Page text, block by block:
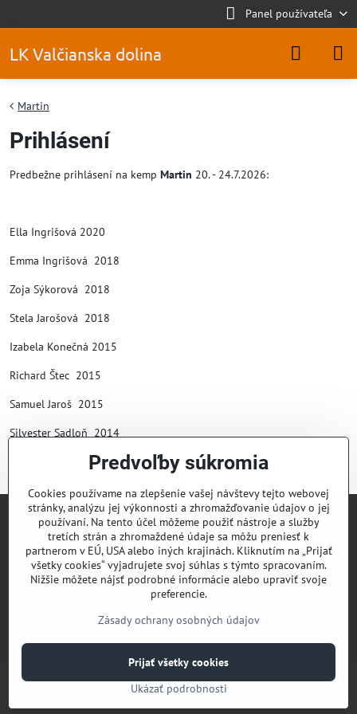
Panel používateľa
LK Valčianska dolina
Martin
Prihlásení
Predbežne prihlásení na kemp Martin 20. - 24.7.2026:
Ella Ingrišová 2020
Emma Ingrišová 2018
Zoja Sýkorová 2018
Stela Jarošová 2018
Izabela Konečná 2015
Richard Štec 2015
Samuel Jaroš 2015
Silvester Sadloň 2014
Lyžiarsky klub Valčianska dolina
Športový klub Valčianska dolina
©2026Copyright
Predvoľby súkromiaZásady ochrany osobných údajov
Vytvorené pomocou:BiznisWeb.sk
Predvoľby súkromia
Cookies používame na zlepšenie vašej návštevy tejto webovej
stránky, analýzu jej výkonnosti a zhromažďovanie údajov o jej
používaní. Na tento účel môžeme použiť nástroje a služby
tretích strán a zhromaždené údaje sa môžu preniesť k
partnerom v EÚ, USA alebo iných krajinách. Kliknutím na „Prijať
všetky cookies“ vyjadrujete svoj súhlas s týmto spracovaním.
Nižšie môžete nájsť podrobné informácie alebo upraviť svoje
preferencie.
Zásady ochrany osobných údajov
Ukázať podrobnosti
Prijať všetky cookies